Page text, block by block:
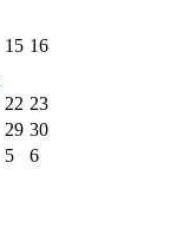
15 16
22 23
29 30
5 6